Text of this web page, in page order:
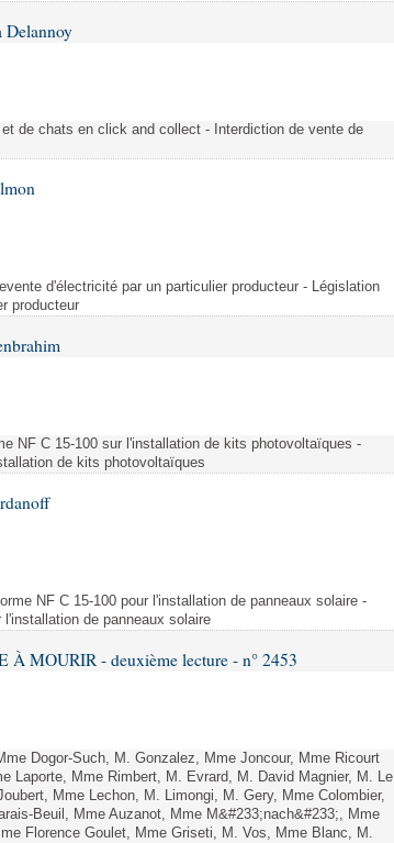
Delannoy
de chats en click and collect - Interdiction de vente de
d'électricité par un particulier producteur - Législation
producteur
NF C 15-100 sur l'installation de kits photovoltaïques -
de kits photovoltaïques
NF C 15-100 pour l'installation de panneaux solaire -
de panneaux solaire
MOURIR - deuxième lecture - n° 2453
Dogor-Such, M. Gonzalez, Mme Joncour, Mme Ricourt
Laporte, Mme Rimbert, M. Evrard, M. David Magnier, M. Le
Mme Lechon, M. Limongi, M. Gery, Mme Colombier,
Beuil, Mme Auzanot, Mme M&#233;nach&#233;, Mme
Florence Goulet, Mme Griseti, M. Vos, Mme Blanc, M.